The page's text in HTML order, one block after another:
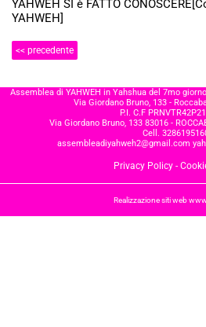
YAHWEH SI è FATTO
YAHWEH]
<< precedente
Assemblea di YAHWEH in Yahshua del 7mo
Via Giordano Bruno, 133 -
P.I. C.F
Via Giordano Bruno, 133 83016 -
Cell.
assembleadiyahweh2@gmail.com
Privacy Policy -
Realizzazione siti web